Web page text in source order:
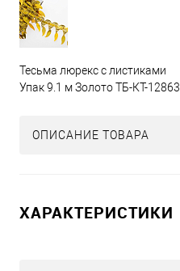
Тесьма люрекс с листиками
Упак 9.1 м Золото ТБ-КТ-12863
ОПИСАНИЕ ТОВАРА
ХАРАКТЕРИСТИКИ